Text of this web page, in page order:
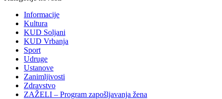
Informacije
Kultura
KUD Soljani
KUD Vrbanja
Sport
Udruge
Ustanove
Zanimljivosti
Zdravstvo
ZAŽELI – Program zapošljavanja žena